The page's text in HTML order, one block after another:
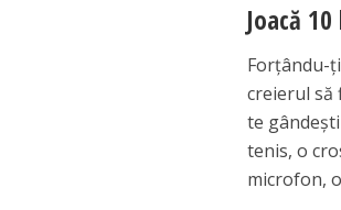
Joacă
Forțându-
creierul să
te
tenis, o
microfon,